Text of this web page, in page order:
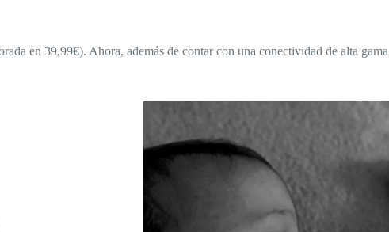
en 39,99€). Ahora, además de contar con una conectividad de alta